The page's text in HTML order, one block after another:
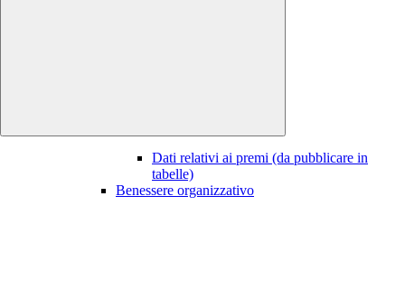
Dati relativi ai premi (da pubblicare in
tabelle)
Benessere organizzativo